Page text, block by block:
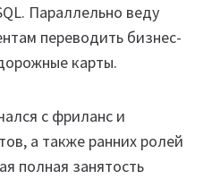
Параллельно веду
переводить бизнес-
карты.
с фриланс и
а также ранних ролей
полная занятость